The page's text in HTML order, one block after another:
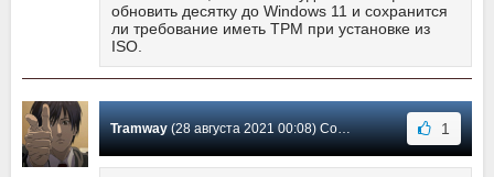
обновить десятку до Windows 11 и сохранится
ли требование иметь TPM при установке из
ISO.
Tramway(28 августа 2021 00:08) Сообщение #468 1